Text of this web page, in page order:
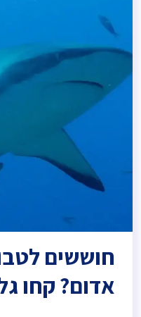
פורסם בתאריך יולי 21, 2021
חוששים
אדום? קחו